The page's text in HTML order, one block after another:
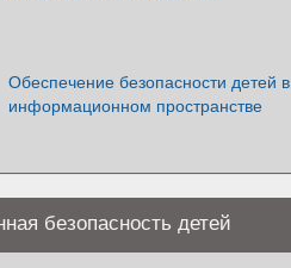
Обеспечение безопасности детей в
информационном пространстве
безопасность детей